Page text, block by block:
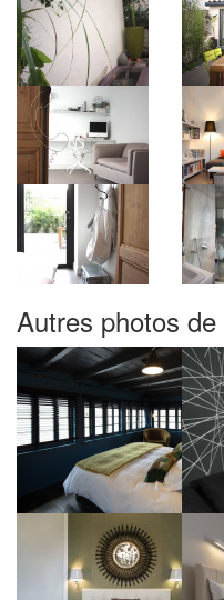
Autres photos de